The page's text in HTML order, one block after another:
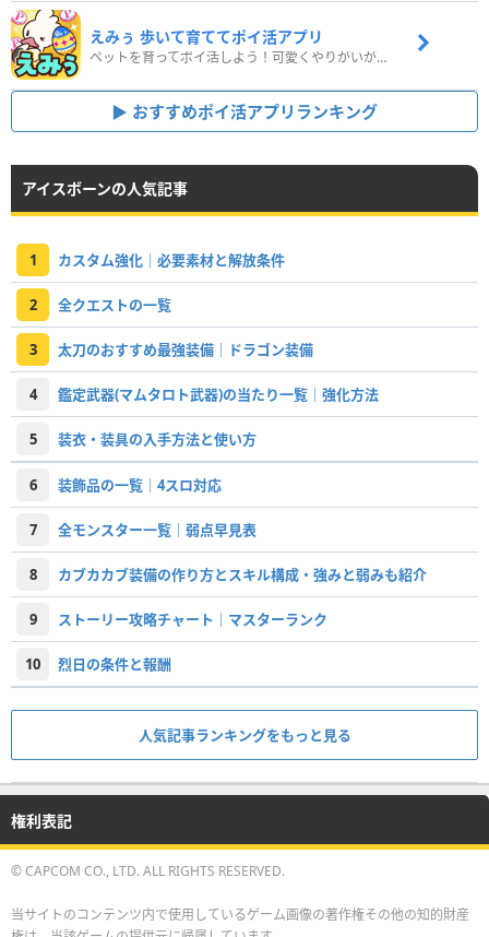
えみぅ 歩いて育ててポイ活アプリ
ペットを育ってポイ活しよう！可愛くやりがいがある新感覚アプリ
おすすめポイ活アプリランキング
アイスボーンの人気記事
1 カスタム強化｜必要素材と解放条件
2 全クエストの一覧
3 太刀のおすすめ最強装備｜ドラゴン装備
4 鑑定武器(マムタロト武器)の当たり一覧｜強化方法
5 装衣・装具の入手方法と使い方
6 装飾品の一覧｜4スロ対応
7 全モンスター一覧｜弱点早見表
8 カブカカブ装備の作り方とスキル構成・強みと弱みも紹介
9 ストーリー攻略チャート｜マスターランク
10 烈日の条件と報酬
人気記事ランキングをもっと見る
権利表記
© CAPCOM CO., LTD. ALL RIGHTS RESERVED.
当サイトのコンテンツ内で使用しているゲーム画像の著作権その他の知的財産